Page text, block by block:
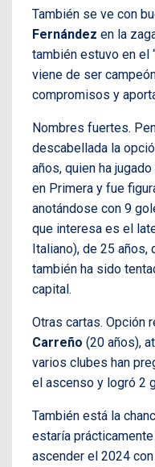
También se ve con
Fernández en la
también estuvo en el
viene de ser
compromisos y
Nombres fuertes.
descabellada la
años, quien ha
en Primera y fue
anotándose con 9
que interesa es el
Italiano), de 25 años,
también ha sido
capital.
Otras cartas. Opción
Carreño (20 años),
varios clubes han
el ascenso y logró 2
También está la
estaría
ascender el 2024